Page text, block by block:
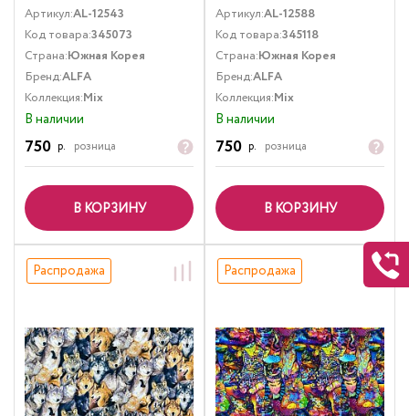
Артикул:AL-12543
Код товара:345073
Страна:Южная Корея
Бренд:ALFA
Коллекция:Mix
В наличии
750 р. розница
В КОРЗИНУ
Артикул:AL-12588
Код товара:345118
Страна:Южная Корея
Бренд:ALFA
Коллекция:Mix
В наличии
750 р. розница
В КОРЗИНУ
Распродажа Распродажа